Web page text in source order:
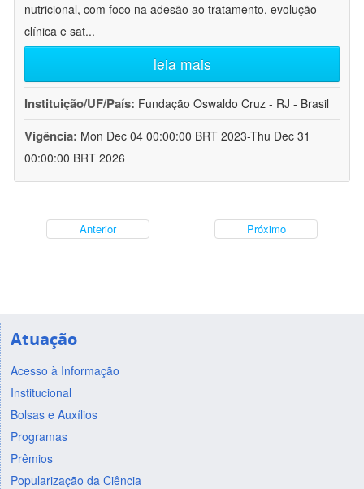
nutricional, com foco na adesão ao tratamento, evolução
clínica e sat...
leia mais
Instituição/UF/País: Fundação Oswaldo Cruz - RJ - Brasil
Vigência: Mon Dec 04 00:00:00 BRT 2023-Thu Dec 31
00:00:00 BRT 2026
Anterior Próximo
Atuação
Acesso à Informação
Institucional
Bolsas e Auxílios
Programas
Prêmios
Popularização da Ciência